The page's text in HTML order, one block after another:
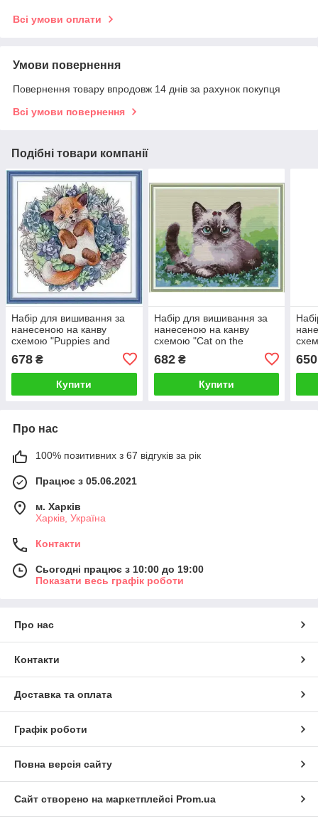
Всі умови оплати
Умови повернення
Повернення товару впродовж 14 днів за рахунок покупця
Всі умови повернення
Подібні товари компанії
Набір для вишивання за
нанесеною на канву
схемою "Puppies and
printed 38*37 см
678 ₴
Купити
Набір для вишивання за
нанесеною на канву
схемою "Cat on the
flowers".AIDA 14CT printed
, 39*32 см
682₴
Купити
650
Про нас
100% позитивних з 67 відгуків за рік
Працює з 05.06.2021
м. Харків
Харків, Україна
Контакти
Сьогодні працює з 10:00 до 19:00
Показати весь графік роботи
Про нас
Контакти
Доставка та оплата
Графік роботи
Повна версія сайту
Сайт створено на маркетплейсі Prom.ua